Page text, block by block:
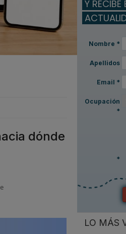
dónde
Y RECIBE
Nombre *
Apellidos
Email *
Ocupación
*
*
LO MÁS